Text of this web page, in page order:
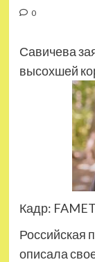
0
Савичева
высохшей
Кадр:
Российская
описала